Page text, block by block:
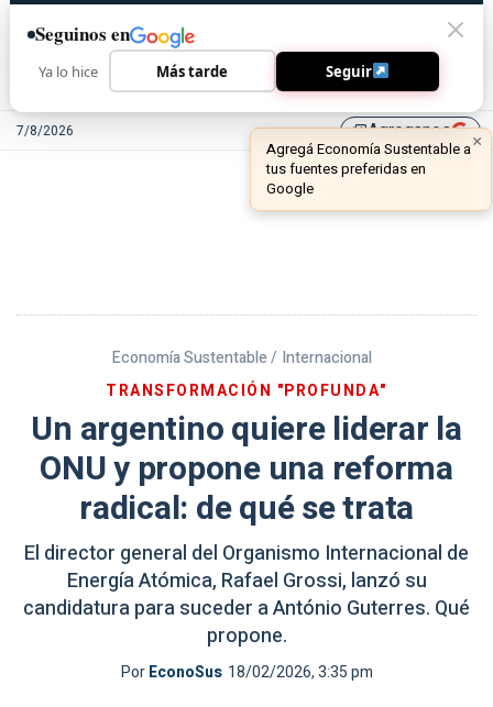
7/8/2026 library_addAgreganos
Economía Sustentable / Internacional
TRANSFORMACIÓN "PROFUNDA"
Un argentino quiere liderar la
ONU y propone una reforma
radical: de qué se trata
El director general del Organismo Internacional de
Energía Atómica, Rafael Grossi, lanzó su
candidatura para suceder a António Guterres. Qué
propone.
PorEconoSus 18/02/2026, 3:35 pm
Seguinos en
Ya lo hice Más tarde Seguir